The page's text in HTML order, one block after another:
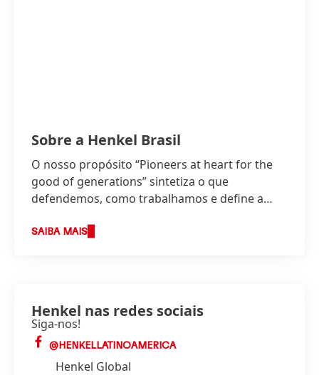
Sobre a Henkel Brasil
O nosso propósito “Pioneers at heart for the
good of generations” sintetiza o que
defendemos, como trabalhamos e define a
SAIBA MAIS
Henkel nas redes sociais
Siga-nos!
@HENKELLATINOAMERICA
Henkel Global